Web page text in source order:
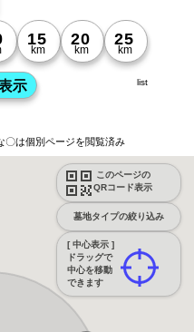
〇は個別ページを閲覧済み
このページの
QRコード表示
墓地タイプの絞り込み
[ 中心表示 ]
ドラッグで
中心を移動
できます
list